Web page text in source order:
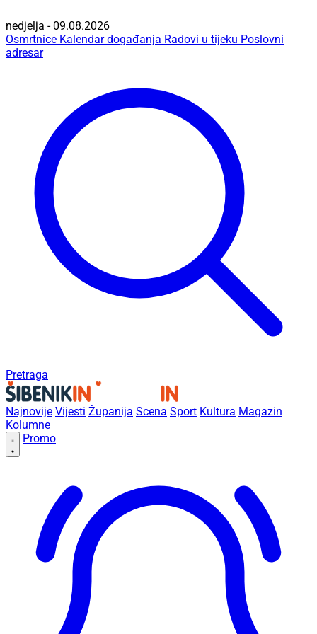
nedjelja - 09.08.2026
Osmrtnice Kalendar događanja Radovi u tijeku Poslovni
adresar
Pretraga
Najnovije Vijesti Županija Scena Sport Kultura Magazin
Kolumne
Promo